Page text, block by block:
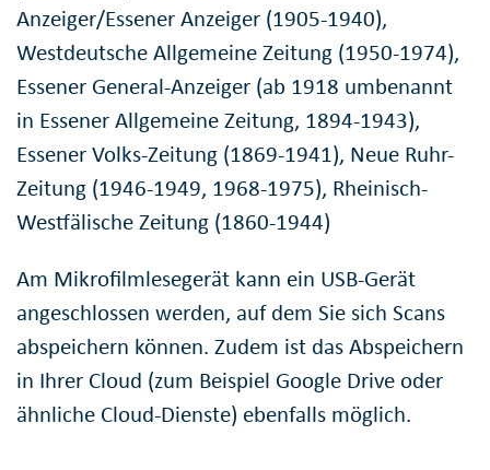
Anzeiger/Essener Anzeiger (1905-1940),
Westdeutsche Allgemeine Zeitung (1950-1974),
Essener General-Anzeiger (ab 1918 umbenannt
in Essener Allgemeine Zeitung, 1894-1943),
Essener Volks-Zeitung (1869-1941), Neue Ruhr-
Zeitung (1946-1949, 1968-1975), Rheinisch-
Westfälische Zeitung (1860-1944)
Am Mikrofilmlesegerät kann ein USB-Gerät
angeschlossen werden, auf dem Sie sich Scans
abspeichern können. Zudem ist das Abspeichern
in Ihrer Cloud (zum Beispiel Google Drive oder
ähnliche Cloud-Dienste) ebenfalls möglich.